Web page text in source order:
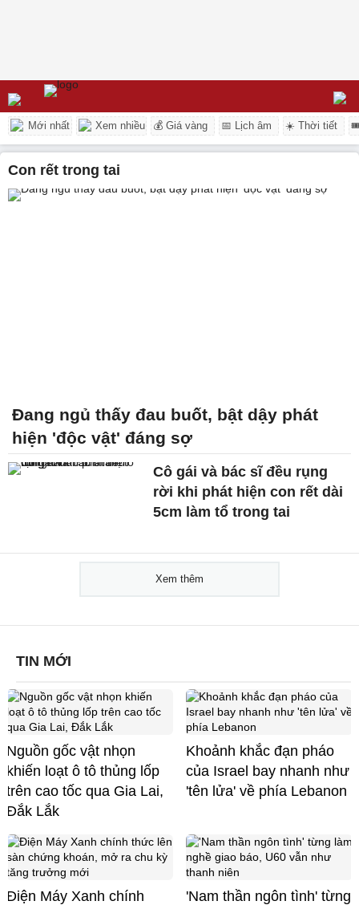
Mới nhất Xem nhiều 💰 Giá vàng 📅 Lịch âm ☀️ Thời tiết
con rết trong tai
Đang ngủ thấy đau buốt, bật dậy phát
hiện 'độc vật' đáng sợ
Cô gái và bác sĩ đều rụng
rời khi phát hiện con rết dài
5cm làm tổ trong tai
Xem thêm
TIN MỚI
Nguồn gốc vật nhọn
khiến loạt ô tô thủng lốp
trên cao tốc qua Gia Lai,
Đắk Lắk
Khoảnh khắc đạn pháo
của Israel bay nhanh như
'tên lửa' về phía Lebanon
Điện Máy Xanh chính
'Nam thần ngôn tình' từng